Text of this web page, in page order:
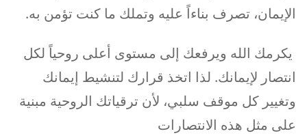
الإيمان، تصرف بناءاً عليه وتملك ما كنت تؤمن به.
يكرمك الله ويرفعك إلى مستوى أعلى روحياً لكل
انتصار لإيمانك. لذا اتخذ قرارك لتنشيط إيمانك
وتغيير كل موقف سلبي، لأن ترقياتك الروحية مبنية
على مثل هذه الانتصارات